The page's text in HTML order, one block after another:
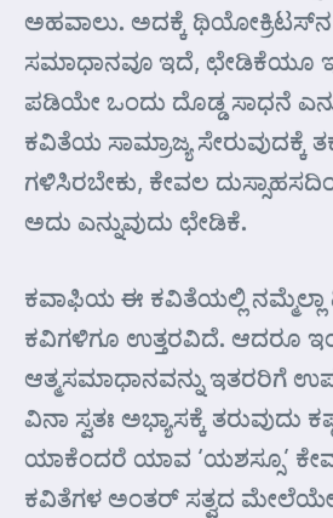
ಅಹವಾಲು. ಅದಕ್ಕೆ ಥಿಯೋಕ್ರಿಟಸ್‌ನ
ಸಮಾಧಾನವೂ ಇದೆ, ಛೇಡಿಕೆಯೂ
ಪಡಿಯೇ ಒಂದು ದೊಡ್ಡ ಸಾಧನೆ
ಕವಿತೆಯ ಸಾಮ್ರಾಜ್ಯ ಸೇರುವುದಕ್ಕೆ
ಗಳಿಸಿರಬೇಕು, ಕೇವಲ
ಅದು ಎನ್ನುವುದು ಛೇಡಿಕೆ.
ಕವಾಫಿಯ ಈ ಕವಿತೆಯಲ್ಲಿ
ಕವಿಗಳಿಗೂ ಉತ್ತರವಿದೆ. ಆದರೂ
ಆತ್ಮಸಮಾಧಾನವನ್ನು ಇತರರಿಗೆ
ವಿನಾ ಸ್ವತಃ ಅಭ್ಯಾಸಕ್ಕೆ ತರುವುದು
ಯಾಕೆಂದರೆ ಯಾವ ‘ಯಶಸ್ಸೂ’
ಕವಿತೆಗಳ ಅಂತರ್ ಸತ್ವದ ಮೇಲೆಯೇ